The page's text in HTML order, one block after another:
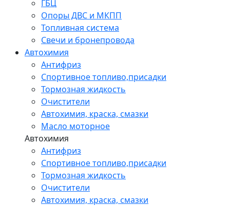
ГБЦ
Опоры ДВС и МКПП
Топливная система
Свечи и бронепровода
Автохимия
Антифриз
Спортивное топливо,присадки
Тормозная жидкость
Очистители
Автохимия, краска, смазки
Масло моторное
Автохимия
Антифриз
Спортивное топливо,присадки
Тормозная жидкость
Очистители
Автохимия, краска, смазки